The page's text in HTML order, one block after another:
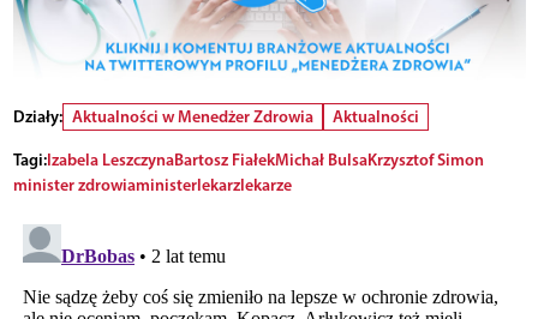
Działy: Aktualności w Menedżer Zdrowia
Aktualności
Tagi:Izabela LeszczynaBartosz FiałekMichał BulsaKrzysztof Simon
minister zdrowiaministerlekarzlekarze